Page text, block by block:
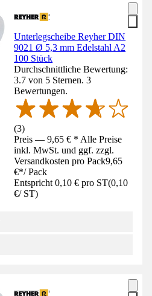
Unterlegscheibe Reyher DIN
9021 Ø 5,3 mm Edelstahl A2
100 Stück
Durchschnittliche Bewertung:
3.7 von 5 Sternen. 3
Bewertungen.
(3)
Preis — 9,65 € * Alle Preise
inkl. MwSt. und ggf. zzgl.
Versandkosten pro Pack9,65
€*/ Pack
Entspricht 0,10 € pro ST(0,10
€/ ST)